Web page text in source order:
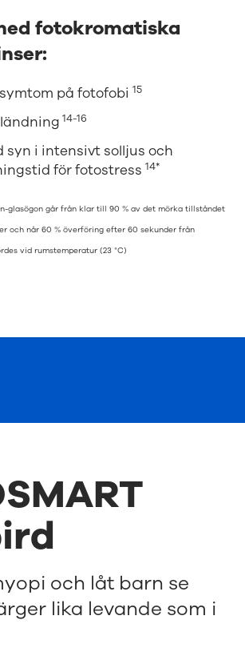
fotokromatiska
på fotofobi15
14-16
syn i intensivt solljus och
för fotostress14*
glasögon går från klar till 90 % av det mörka tillståndet
och når 60 % överföring efter 60 sekunder från
vid rumstemperatur (23 °C)
och låt barn se
lika levande som i